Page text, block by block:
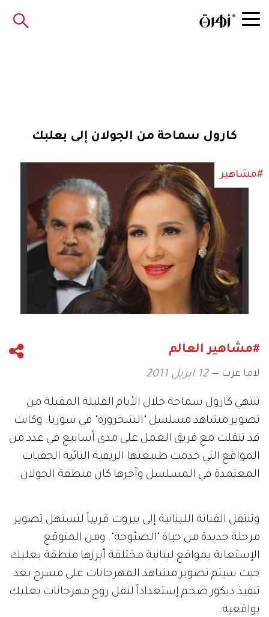
كارول سماحة من الجولان إلى بعلبك
#مشاهير
#مشاهير العالم
لاما عزت 12 ابريل 2011
تنتهي كارول سماحة خلال الأيام القليلة المقبلة من
تصوير مشاهد مسلسل "الشحرورة" في سوريا. وكانت
قد تنقلت مع فريق العمل على مدى أسابيع في عدد من
المواقع التي خدمت طبيعتها الريفية النائية الحقبات
المعتمدة في المسلسل وآخرها كان منطقة الجولان.
وتنتقل الفنانة اللبنانية إلى بيروت قريباً لتستهل تصوير
مرحلة جديدة من حياة "الصبّوحة". ومن المتوقع
الإستعانة بمواقع لبنانية مختلفة أبرزها منطقة بعلبك
حيث سيتم تصوير مشاهد المهرجانات على مسرح بعد
تنفيذ ديكور ضخم إستعداداً لنقل روح مهرجانات بعلبك
بواقعية.